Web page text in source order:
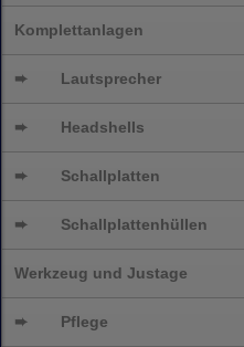
Komplettanlagen
➨ Lautsprecher
➨ Headshells
➨ Schallplatten
➨ Schallplattenhüllen
Werkzeug und Justage
➨ Pflege